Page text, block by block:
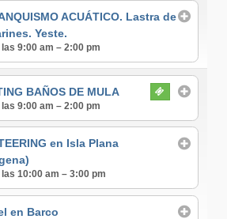
ACUÁTICO. Lastra de
Yeste.
las 9:00 am – 2:00 pm
BAÑOS DE MULA
las 9:00 am – 2:00 pm
en Isla Plana
las 10:00 am – 3:00 pm
en Barco